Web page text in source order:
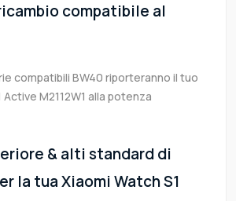
compatibile al
compatibili BW40 riporteranno il tuo
Active M2112W1 alla potenza
& alti standard di
la tua Xiaomi Watch S1